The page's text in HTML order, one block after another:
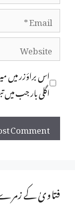
Email
Website
اس براؤزر میں
اگلی بار جب
فتاویٰ کے